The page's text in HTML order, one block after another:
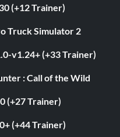
(+12 Trainer)
Truck Simulator 2
v1.24+ (+33 Trainer)
: Call of the Wild
(+27 Trainer)
(+44 Trainer)